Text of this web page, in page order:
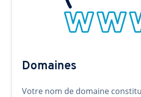
Domaines
Votre nom de domaine